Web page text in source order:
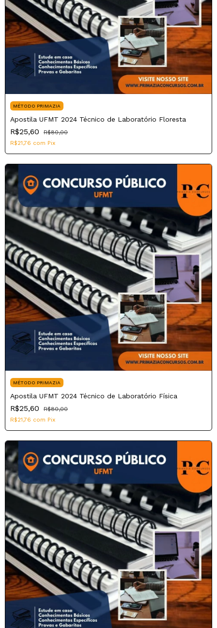
MÉTODO PRIMAZIA
Apostila UFMT 2024 Técnico de Laboratório Floresta
R$25,60
R$80,00
R$21,76 com Pix
MÉTODO PRIMAZIA
Apostila UFMT 2024 Técnico de Laboratório Física
R$25,60
R$80,00
R$21,76 com Pix